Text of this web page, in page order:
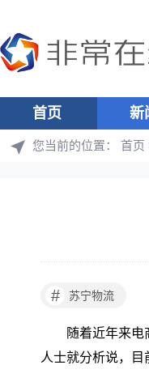
首页 新
您当前的位置： 首页
# 苏宁物流
随着近年来
人士就分析说，目